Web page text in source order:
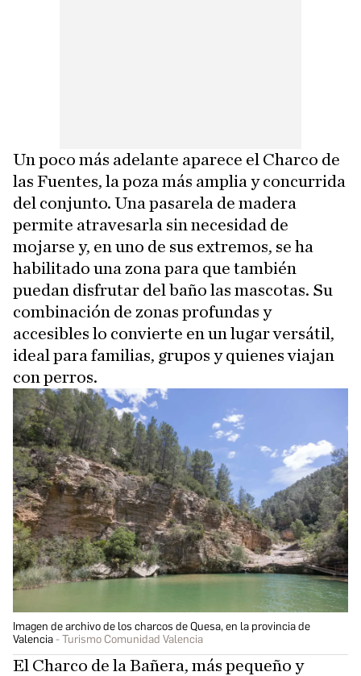
Un poco más adelante aparece el Charco de
las Fuentes, la poza más amplia y concurrida
del conjunto. Una pasarela de madera
permite atravesarla sin necesidad de
mojarse y, en uno de sus extremos, se ha
habilitado una zona para que también
puedan disfrutar del baño las mascotas. Su
combinación de zonas profundas y
accesibles lo convierte en un lugar versátil,
ideal para familias, grupos y quienes viajan
con perros.
Imagen de archivo de los charcos de Quesa, en la provincia de
Valencia
Turismo Comunidad Valencia
El Charco de la Bañera, más pequeño y